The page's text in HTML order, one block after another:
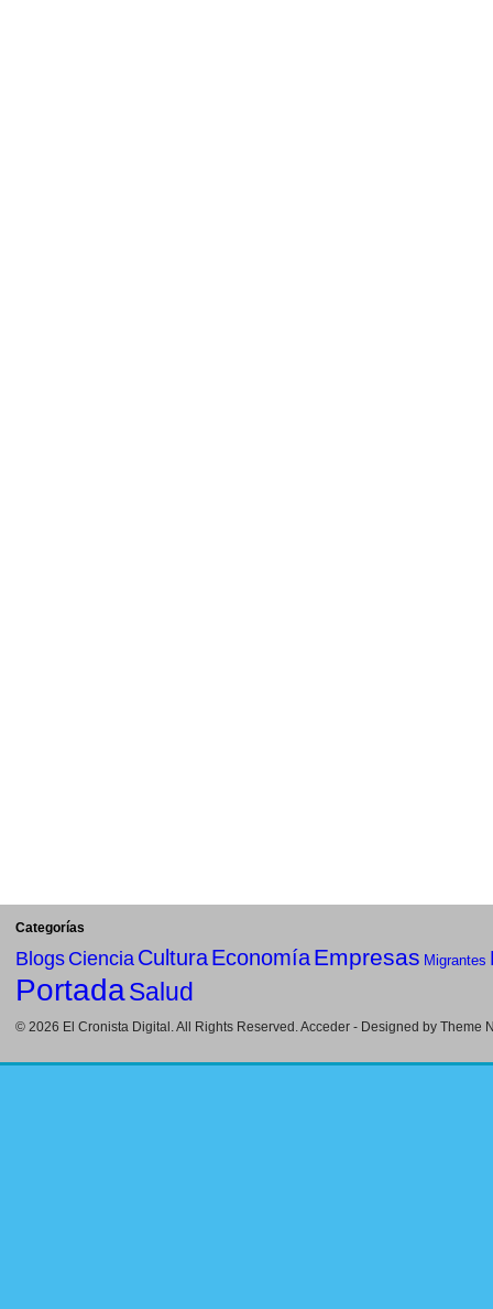
Categorías
BlogsCiencia CulturaEconomíaEmpresas Migrantes
PortadaSalud
© 2026 El Cronista Digital . All Rights Reserved.Acceder - Designed by Theme